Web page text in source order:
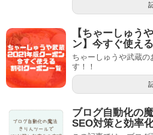
【ちゃーしゅう
ン】今すぐ使え
ちゃーしゅうや武蔵の
す！！
ブログ自動化の
SEO対策と効率